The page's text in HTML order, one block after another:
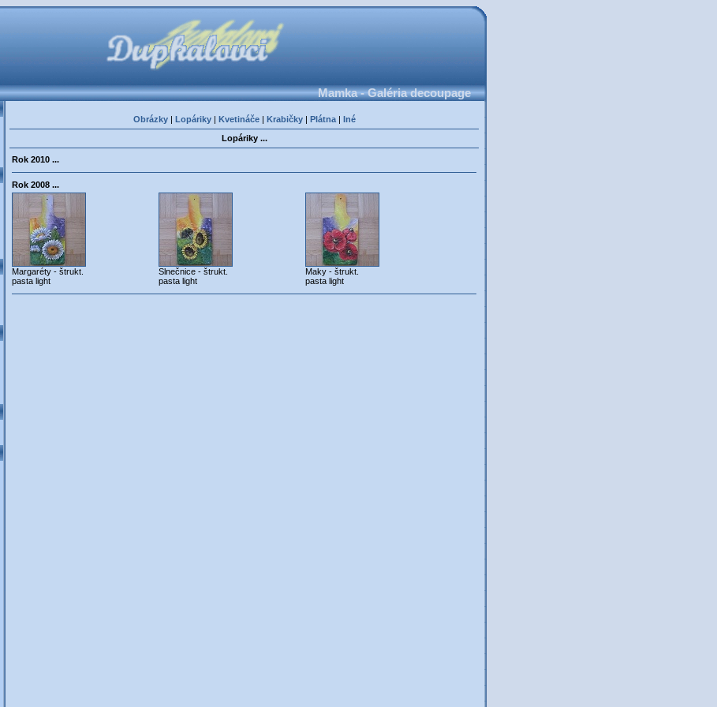
Mamka - Galéria decoupage
Obrázky| Lopáriky| Kvetináče| Krabičky| Plátna| Iné
Lopáriky ...
Rok 2010 ...
Rok 2008 ...
Margaréty - štrukt.
pasta light
Slnečnice - štrukt.
pasta light
Maky - štrukt.
pasta light